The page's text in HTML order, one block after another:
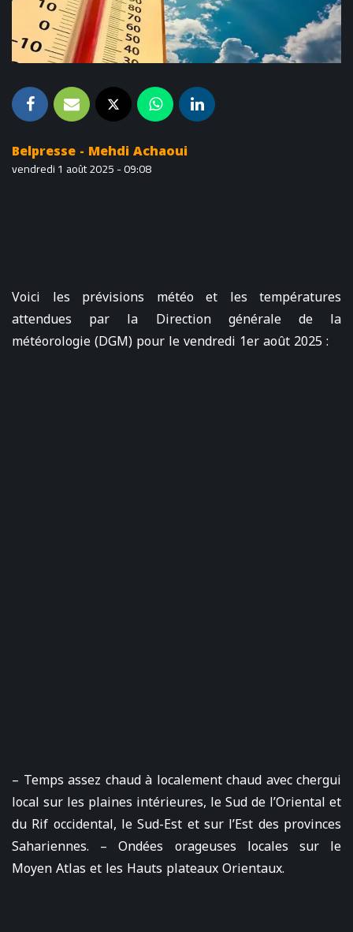
Belpresse - Mehdi Achaoui
vendredi 1 août 2025 - 09:08
Voici les prévisions météo et les températures
attendues par la Direction générale de la
météorologie (DGM) pour le vendredi 1er août 2025 :
– Temps assez chaud à localement chaud avec chergui
local sur les plaines intérieures, le Sud de l’Oriental et
du Rif occidental, le Sud-Est et sur l’Est des provinces
Sahariennes. – Ondées orageuses locales sur le
Moyen Atlas et les Hauts plateaux Orientaux.